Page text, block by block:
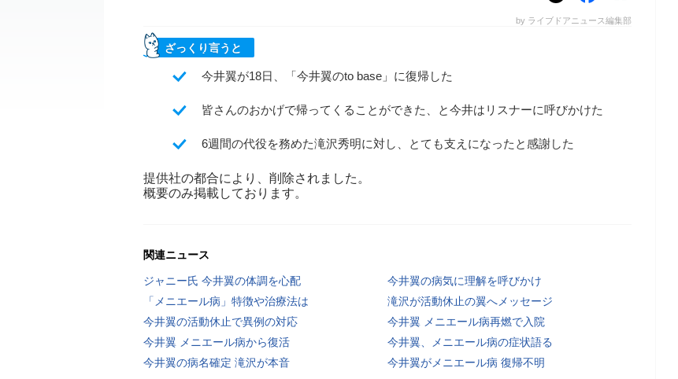
by ライブドアニュース編集部
ざっくり言うと
今井翼が18日、「今井翼のto base」に復帰した
皆さんのおかげで帰ってくることができた、と今井はリスナーに呼びかけた
6週間の代役を務めた滝沢秀明に対し、とても支えになったと感謝した
提供社の都合により、削除されました。
概要のみ掲載しております。
関連ニュース
ジャニー氏 今井翼の体調を心配
今井翼の病気に理解を呼びかけ
「メニエール病」特徴や治療法は
滝沢が活動休止の翼へメッセージ
今井翼の活動休止で異例の対応
今井翼 メニエール病再燃で入院
今井翼 メニエール病から復活
今井翼、メニエール病の症状語る
今井翼の病名確定 滝沢が本音
今井翼がメニエール病 復帰不明